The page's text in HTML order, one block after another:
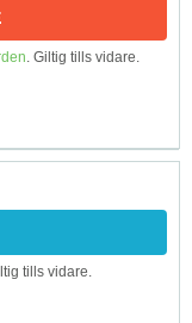
. Giltig tills vidare.
tills vidare.